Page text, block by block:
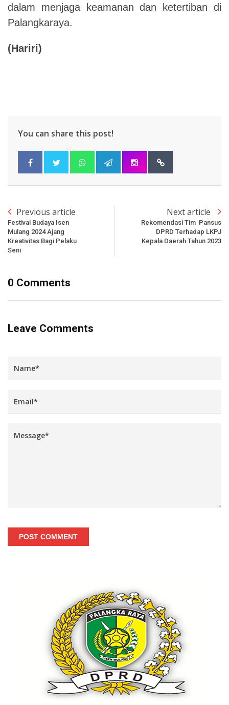
dalam menjaga keamanan dan ketertiban di
Palangkaraya.
(Hariri)
You can share this post!
Previous article
Festival Budaya Isen
Mulang 2024 Ajang
Kreativitas Bagi Pelaku
Seni
Next article
Rekomendasi Tim Pansus
DPRD Terhadap LKPJ
Kepala Daerah Tahun 2023
0 Comments
Leave Comments
POST COMMENT